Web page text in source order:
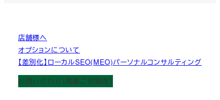
店舗様へ
オプションについて
【差別化】ローカルSEO(MEO)パーソナルコンサルティング
お問い合わせ（掲載ご依頼含）